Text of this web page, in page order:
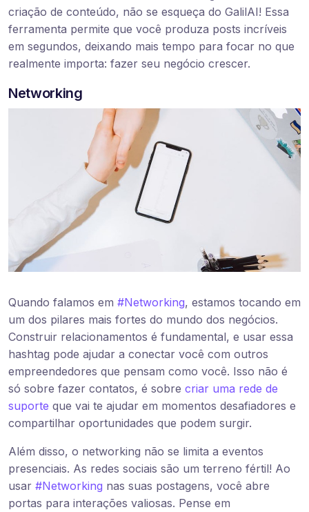
criação de conteúdo, não se esqueça do GalilAI! Essa
ferramenta permite que você produza posts incríveis
em segundos, deixando mais tempo para focar no que
realmente importa: fazer seu negócio crescer.
Networking
Quando falamos em #Networking, estamos tocando em
um dos pilares mais fortes do mundo dos negócios.
Construir relacionamentos é fundamental, e usar essa
hashtag pode ajudar a conectar você com outros
empreendedores que pensam como você. Isso não é
só sobre fazer contatos, é sobre criar uma rede de
suporte que vai te ajudar em momentos desafiadores e
compartilhar oportunidades que podem surgir.
Além disso, o networking não se limita a eventos
presenciais. As redes sociais são um terreno fértil! Ao
usar #Networking nas suas postagens, você abre
portas para interações valiosas. Pense em